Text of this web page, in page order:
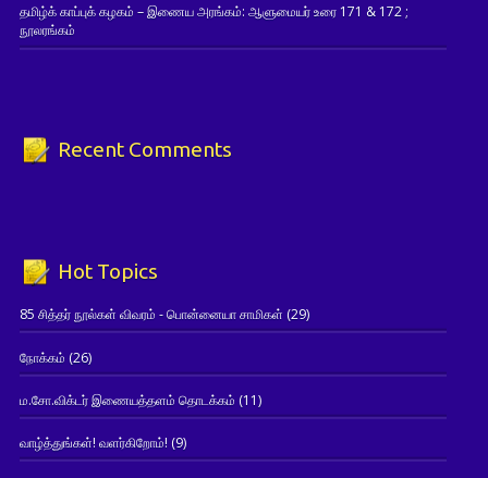
தமிழ்க் காப்புக் கழகம் – இணைய அரங்கம்: ஆளுமையர் உரை 171 & 172 ;
நூலரங்கம்
Recent Comments
Hot Topics
85 சித்தர் நூல்கள் விவரம் - பொன்னையா சாமிகள் (29)
நோக்கம் (26)
ம.சோ.விக்டர் இணையத்தளம் தொடக்கம் (11)
வாழ்த்துங்கள்! வளர்கிறோம்! (9)